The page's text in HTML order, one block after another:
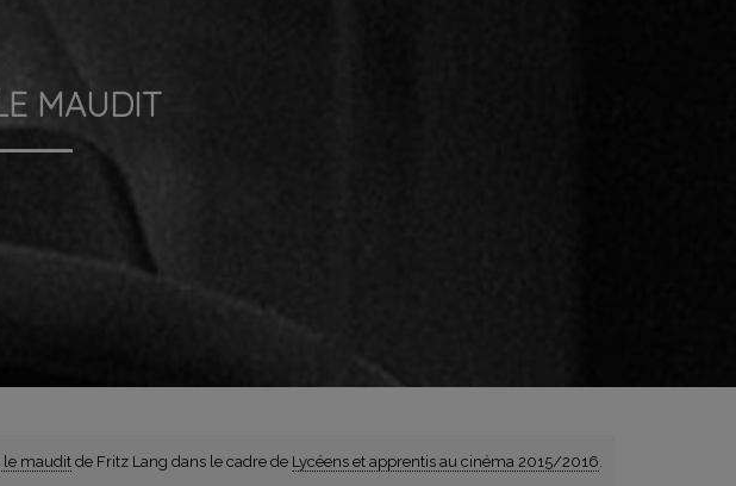
MAUDIT
le mauditde Fritz Lang dans le cadre de Lycéens et apprentis au cinéma 2015/2016.